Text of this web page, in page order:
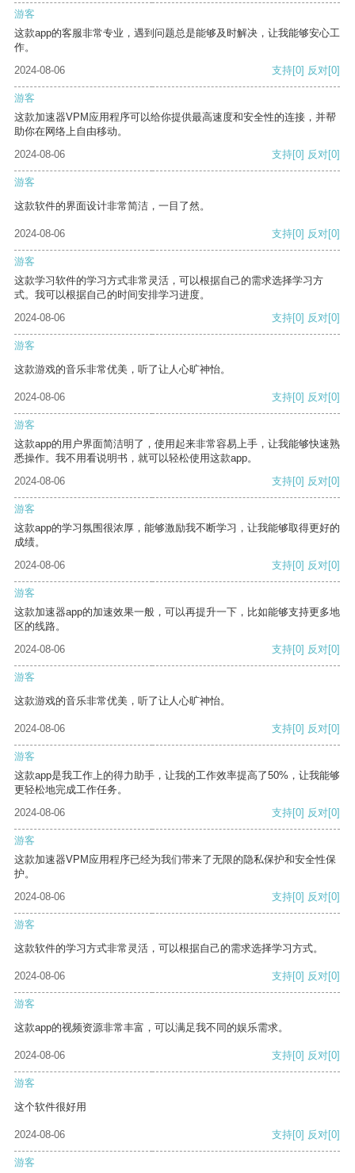
游客
这款app的客服非常专业，遇到问题总是能够及时解决，让我能够安心工
作。
2024-08-06
支持[0] 反对[0]
游客
这款加速器VPM应用程序可以给你提供最高速度和安全性的连接，并帮
助你在网络上自由移动。
2024-08-06
支持[0] 反对[0]
游客
这款软件的界面设计非常简洁，一目了然。
2024-08-06 支持[0] 反对[0]
游客
这款学习软件的学习方式非常灵活，可以根据自己的需求选择学习方
式。我可以根据自己的时间安排学习进度。
2024-08-06
支持[0] 反对[0]
游客
这款游戏的音乐非常优美，听了让人心旷神怡。
2024-08-06 支持[0] 反对[0]
游客
这款app的用户界面简洁明了，使用起来非常容易上手，让我能够快速熟
悉操作。我不用看说明书，就可以轻松使用这款app。
2024-08-06
支持[0] 反对[0]
游客
这款app的学习氛围很浓厚，能够激励我不断学习，让我能够取得更好的
成绩。
2024-08-06
支持[0] 反对[0]
游客
这款加速器app的加速效果一般，可以再提升一下，比如能够支持更多地
区的线路。
2024-08-06
支持[0] 反对[0]
游客
这款游戏的音乐非常优美，听了让人心旷神怡。
2024-08-06 支持[0] 反对[0]
游客
这款app是我工作上的得力助手，让我的工作效率提高了50%，让我能够
更轻松地完成工作任务。
2024-08-06
支持[0] 反对[0]
游客
这款加速器VPM应用程序已经为我们带来了无限的隐私保护和安全性保
护。
2024-08-06
支持[0] 反对[0]
游客
这款软件的学习方式非常灵活，可以根据自己的需求选择学习方式。
2024-08-06 支持[0] 反对[0]
游客
这款app的视频资源非常丰富，可以满足我不同的娱乐需求。
2024-08-06 支持[0] 反对[0]
游客
这个软件很好用
2024-08-06 支持[0] 反对[0]
游客